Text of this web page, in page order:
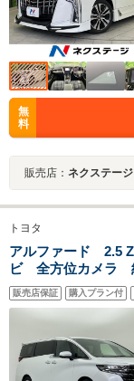
無
料
販売店： ネクステー
トヨタ
アルファード 2.5
ビ 全方位カメラ
ーミラー ETC レ
トベンチレーショ
ルミホイール BSM
販売店保証 購入プラン付